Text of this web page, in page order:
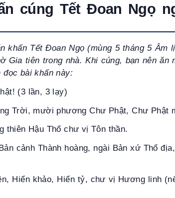
cúng Tết Đoan Ngọ
khấn Tết Đoan Ngọ (mùng 5 tháng 5 Âm
Gia tiên trong nhà. Khi cúng, bạn nên
bài khấn này:
(3 lần, 3 lạy)
Trời, mười phương Chư Phật, Chư Phật
thiên Hậu Thổ chư vị Tôn thần.
cảnh Thành hoàng, ngài Bản xứ Thổ
Hiển khảo, Hiển tỷ, chư vị Hương linh